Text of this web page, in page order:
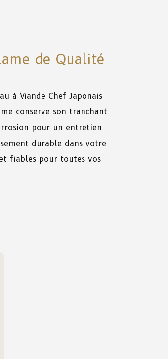
de Qualité
à Viande Chef Japonais
conserve son tranchant
pour un entretien
durable dans votre
fiables pour toutes vos